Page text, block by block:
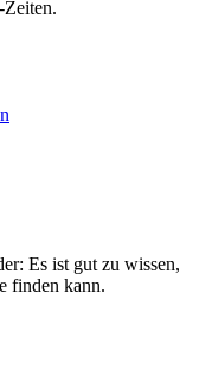
Zeiten.
Es ist gut zu wissen,
finden kann.